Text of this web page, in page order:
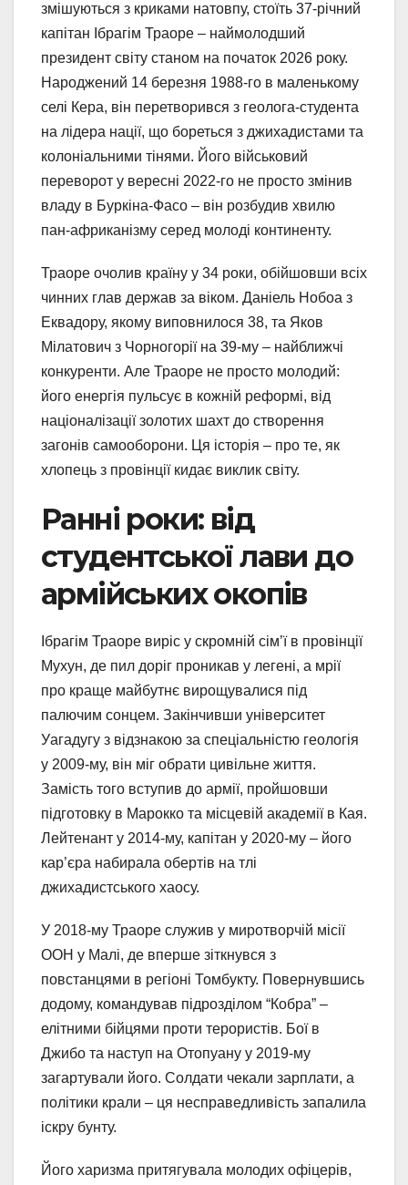
змішуються з криками натовпу, стоїть 37-річний
капітан Ібрагім Траоре – наймолодший
президент світу станом на початок 2026 року.
Народжений 14 березня 1988-го в маленькому
селі Кера, він перетворився з геолога-студента
на лідера нації, що бореться з джихадистами та
колоніальними тінями. Його військовий
переворот у вересні 2022-го не просто змінив
владу в Буркіна-Фасо – він розбудив хвилю
пан-африканізму серед молоді континенту.
Траоре очолив країну у 34 роки, обійшовши всіх
чинних глав держав за віком. Даніель Нобоа з
Еквадору, якому виповнилося 38, та Яков
Мілатович з Чорногорії на 39-му – найближчі
конкуренти. Але Траоре не просто молодий:
його енергія пульсує в кожній реформі, від
націоналізації золотих шахт до створення
загонів самооборони. Ця історія – про те, як
хлопець з провінції кидає виклик світу.
Ранні роки: від
студентської лави до
армійських окопів
Ібрагім Траоре виріс у скромній сім’ї в провінції
Мухун, де пил доріг проникав у легені, а мрії
про краще майбутнє вирощувалися під
палючим сонцем. Закінчивши університет
Уагадугу з відзнакою за спеціальністю геологія
у 2009-му, він міг обрати цивільне життя.
Замість того вступив до армії, пройшовши
підготовку в Марокко та місцевій академії в Кая.
Лейтенант у 2014-му, капітан у 2020-му – його
кар’єра набирала обертів на тлі
джихадистського хаосу.
У 2018-му Траоре служив у миротворчій місії
ООН у Малі, де вперше зіткнувся з
повстанцями в регіоні Томбукту. Повернувшись
додому, командував підрозділом “Кобра” –
елітними бійцями проти терористів. Бої в
Джибо та наступ на Отопуану у 2019-му
загартували його. Солдати чекали зарплати, а
політики крали – ця несправедливість запалила
іскру бунту.
Його харизма притягувала молодих офіцерів,